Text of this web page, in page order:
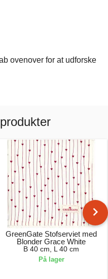
ovenover for at udforske
GreenGate Stofserviet med
Blonder Grace White
B 40 cm, L 40 cm
På lager